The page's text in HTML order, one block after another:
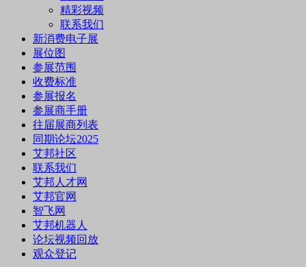
精彩视频
联系我们
新消费电子展
展位图
参展范围
收费标准
参展报名
参展商手册
往届展商列表
同期论坛2025
艾邦社区
联系我们
艾邦人才网
艾邦官网
智飞网
艾邦机器人
论坛视频回放
观众登记